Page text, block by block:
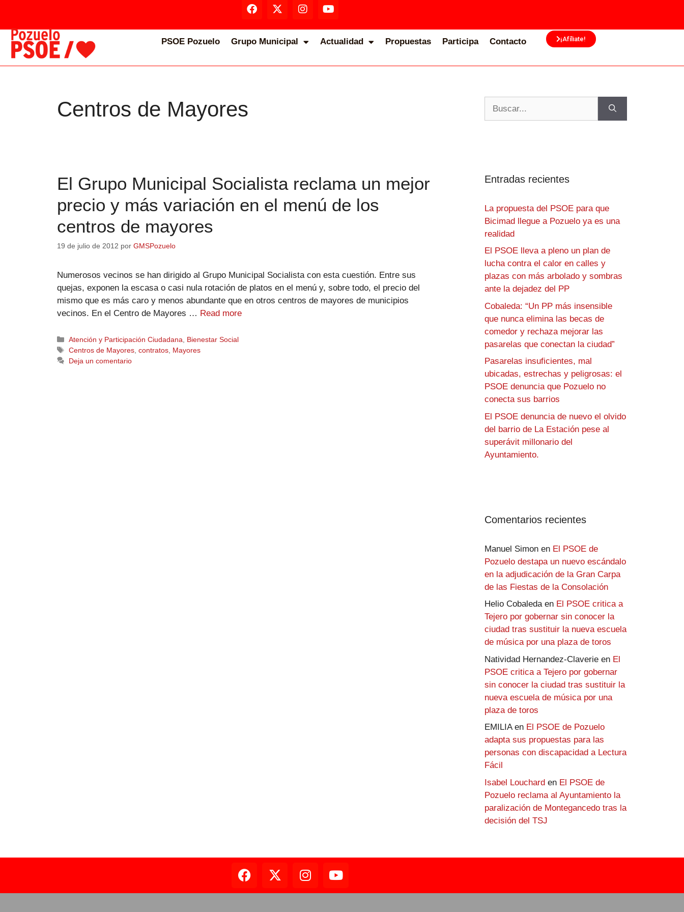
PSOE Pozuelo Grupo Municipal Actualidad Propuestas Participa Contacto ¡Afíliate!
Centros de Mayores
El Grupo Municipal Socialista reclama un mejor
precio y más variación en el menú de los
centros de mayores
19 de julio de 2012 por GMSPozuelo
Numerosos vecinos se han dirigido al Grupo Municipal Socialista con esta cuestión. Entre sus
quejas, exponen la escasa o casi nula rotación de platos en el menú y, sobre todo, el precio del
mismo que es más caro y menos abundante que en otros centros de mayores de municipios
vecinos. En el Centro de Mayores … Read more
Atención y Participación Ciudadana
Bienestar Social
Centros de Mayores ,contratos Mayores
Deja un comentario
Entradas recientes
La propuesta del PSOE para que
Bicimad llegue a Pozuelo ya es una
realidad
El PSOE lleva a pleno un plan de
lucha contra el calor en calles y
plazas con más arbolado y sombras
ante la dejadez del PP
Cobaleda: “Un PP más insensible
que nunca elimina las becas de
comedor y rechaza mejorar las
pasarelas que conectan la ciudad”
Pasarelas insuficientes, mal
ubicadas, estrechas y peligrosas: el
PSOE denuncia que Pozuelo no
conecta sus barrios
El PSOE denuncia de nuevo el olvido
del barrio de La Estación pese al
superávit millonario del
Ayuntamiento.
Comentarios recientes
Manuel Simon en El PSOE de
Pozuelo destapa un nuevo escándalo
en la adjudicación de la Gran Carpa
de las Fiestas de la Consolación
Helio Cobaledaen El PSOE critica a
Tejero por gobernar sin conocer la
ciudad tras sustituir la nueva escuela
de música por una plaza de toros
Natividad Hernandez-Claverie en El
PSOE critica a Tejero por gobernar
sin conocer la ciudad tras sustituir la
nueva escuela de música por una
plaza de toros
EMILIAen El PSOE de Pozuelo
adapta sus propuestas para las
personas con discapacidad a Lectura
Fácil
Isabel Louchard en El PSOE de
Pozuelo reclama al Ayuntamiento la
paralización de Montegancedo tras la
decisión del TSJ